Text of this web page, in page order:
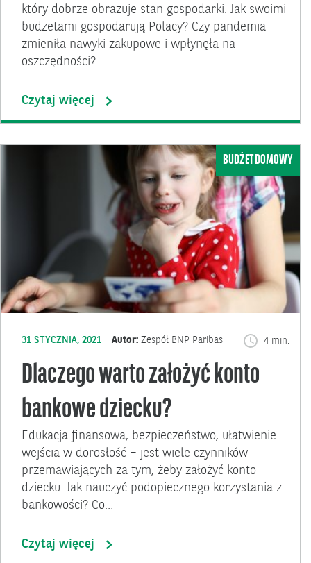
który dobrze obrazuje stan gospodarki. Jak swoimi
budżetami gospodarują Polacy? Czy pandemia
zmieniła nawyki zakupowe i wpłynęła na
oszczędności?…
Czytaj więcej
BUDŻET DOMOWY
31 STYCZNIA, 2021 Autor: Zespół BNP Paribas 4 min.
Dlaczego warto założyć konto
bankowe dziecku?
Edukacja finansowa, bezpieczeństwo, ułatwienie
wejścia w dorosłość – jest wiele czynników
przemawiających za tym, żeby założyć konto
dziecku. Jak nauczyć podopiecznego korzystania z
bankowości? Co…
Czytaj więcej